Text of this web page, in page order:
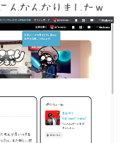
んなんなりましたｗ